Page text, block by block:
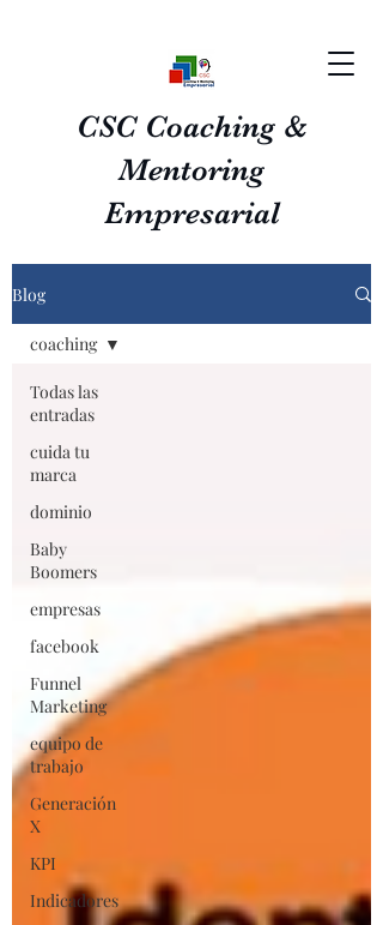
CSC Coaching &
Mentoring
Empresarial
Blog
Todas las
entradas
cuida tu
marca
dominio
Baby
Boomers
empresas
facebook
Funnel
Marketing
equipo de
trabajo
Generación
X
KPI
Indicadores
coaching